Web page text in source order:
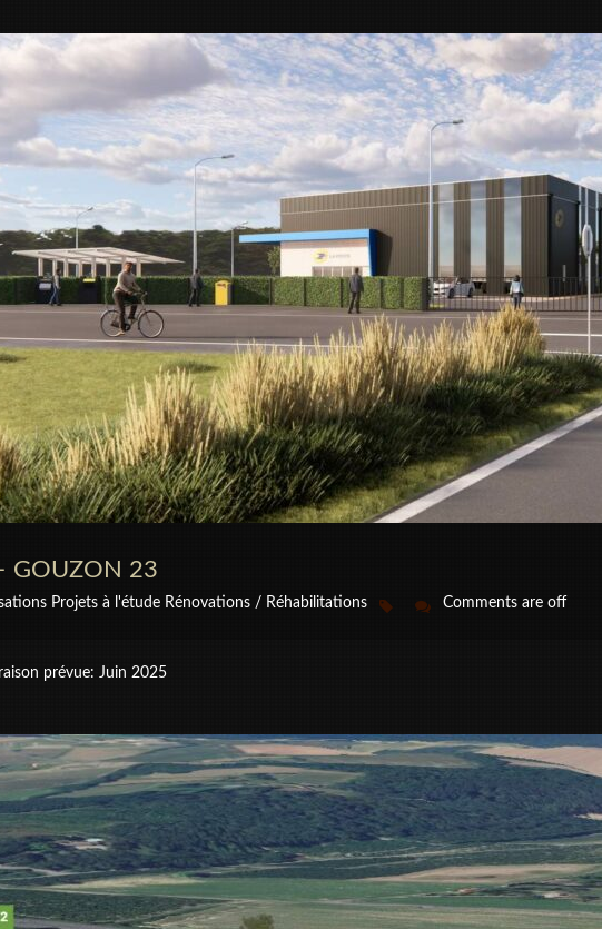
GOUZON 23
Projets à l'étude Rénovations / Réhabilitations Comments are off
prévue: Juin 2025